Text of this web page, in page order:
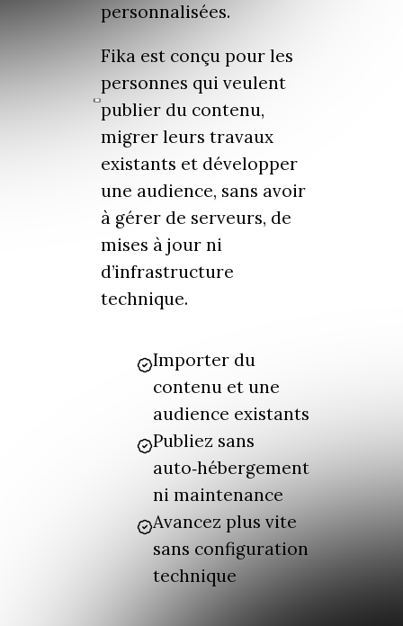
personnalisées.
Fika est conçu pour les
personnes qui veulent
publier du contenu,
migrer leurs travaux
existants et développer
une audience, sans avoir
à gérer de serveurs, de
mises à jour ni
d’infrastructure
technique.
Importer du
contenu et une
audience existants
Publiez sans
auto‑hébergement
ni maintenance
Avancez plus vite
sans configuration
technique